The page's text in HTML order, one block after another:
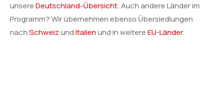
unsereDeutschland-Übersicht. Auch andere Länder im
Programm? Wir übernehmen ebenso Übersiedlungen
nachSchweizundItalienund in weitereEU-Länder.